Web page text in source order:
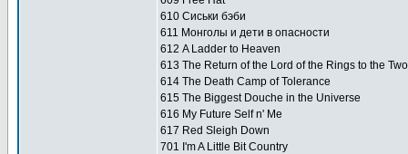
610 Сиськи бэби
611 Монголы и дети в опасности
612 A Ladder to Heaven
613 The Return of the Lord of the Rings to the
614 The Death Camp of Tolerance
615 The Biggest Douche in the Universe
616 My Future Self n' Me
617 Red Sleigh Down
701 I'm A Little Bit Country